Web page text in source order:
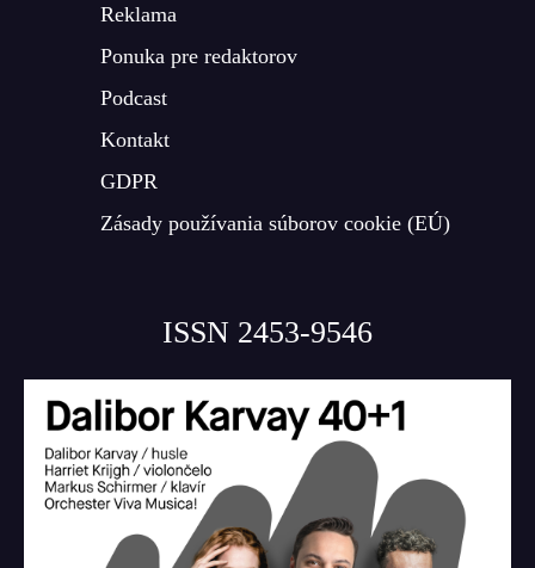
Reklama
Ponuka pre redaktorov
Podcast
Kontakt
GDPR
Zásady používania súborov cookie (EÚ)
ISSN 2453-9546